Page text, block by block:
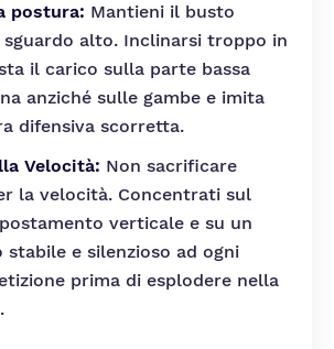
postura: Mantieni il busto
alto. Inclinarsi troppo in
il carico sulla parte bassa
anziché sulle gambe e imita
difensiva scorretta.
Velocità: Non sacrificare
la velocità. Concentrati sul
verticale e su un
stabile e silenzioso ad ogni
prima di esplodere nella